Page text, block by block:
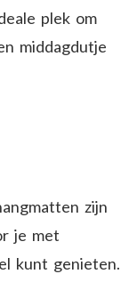
plek om
middagdutje
zijn
je met
kunt genieten.